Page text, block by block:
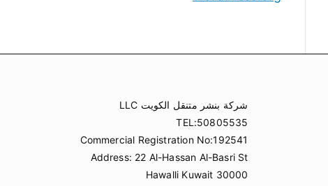
شركة بنشر متنقل الكويت LLC
TEL:50805535
Commercial Registration No:192541
Address: 22 Al-Hassan Al-Basri St
Hawalli Kuwait 30000